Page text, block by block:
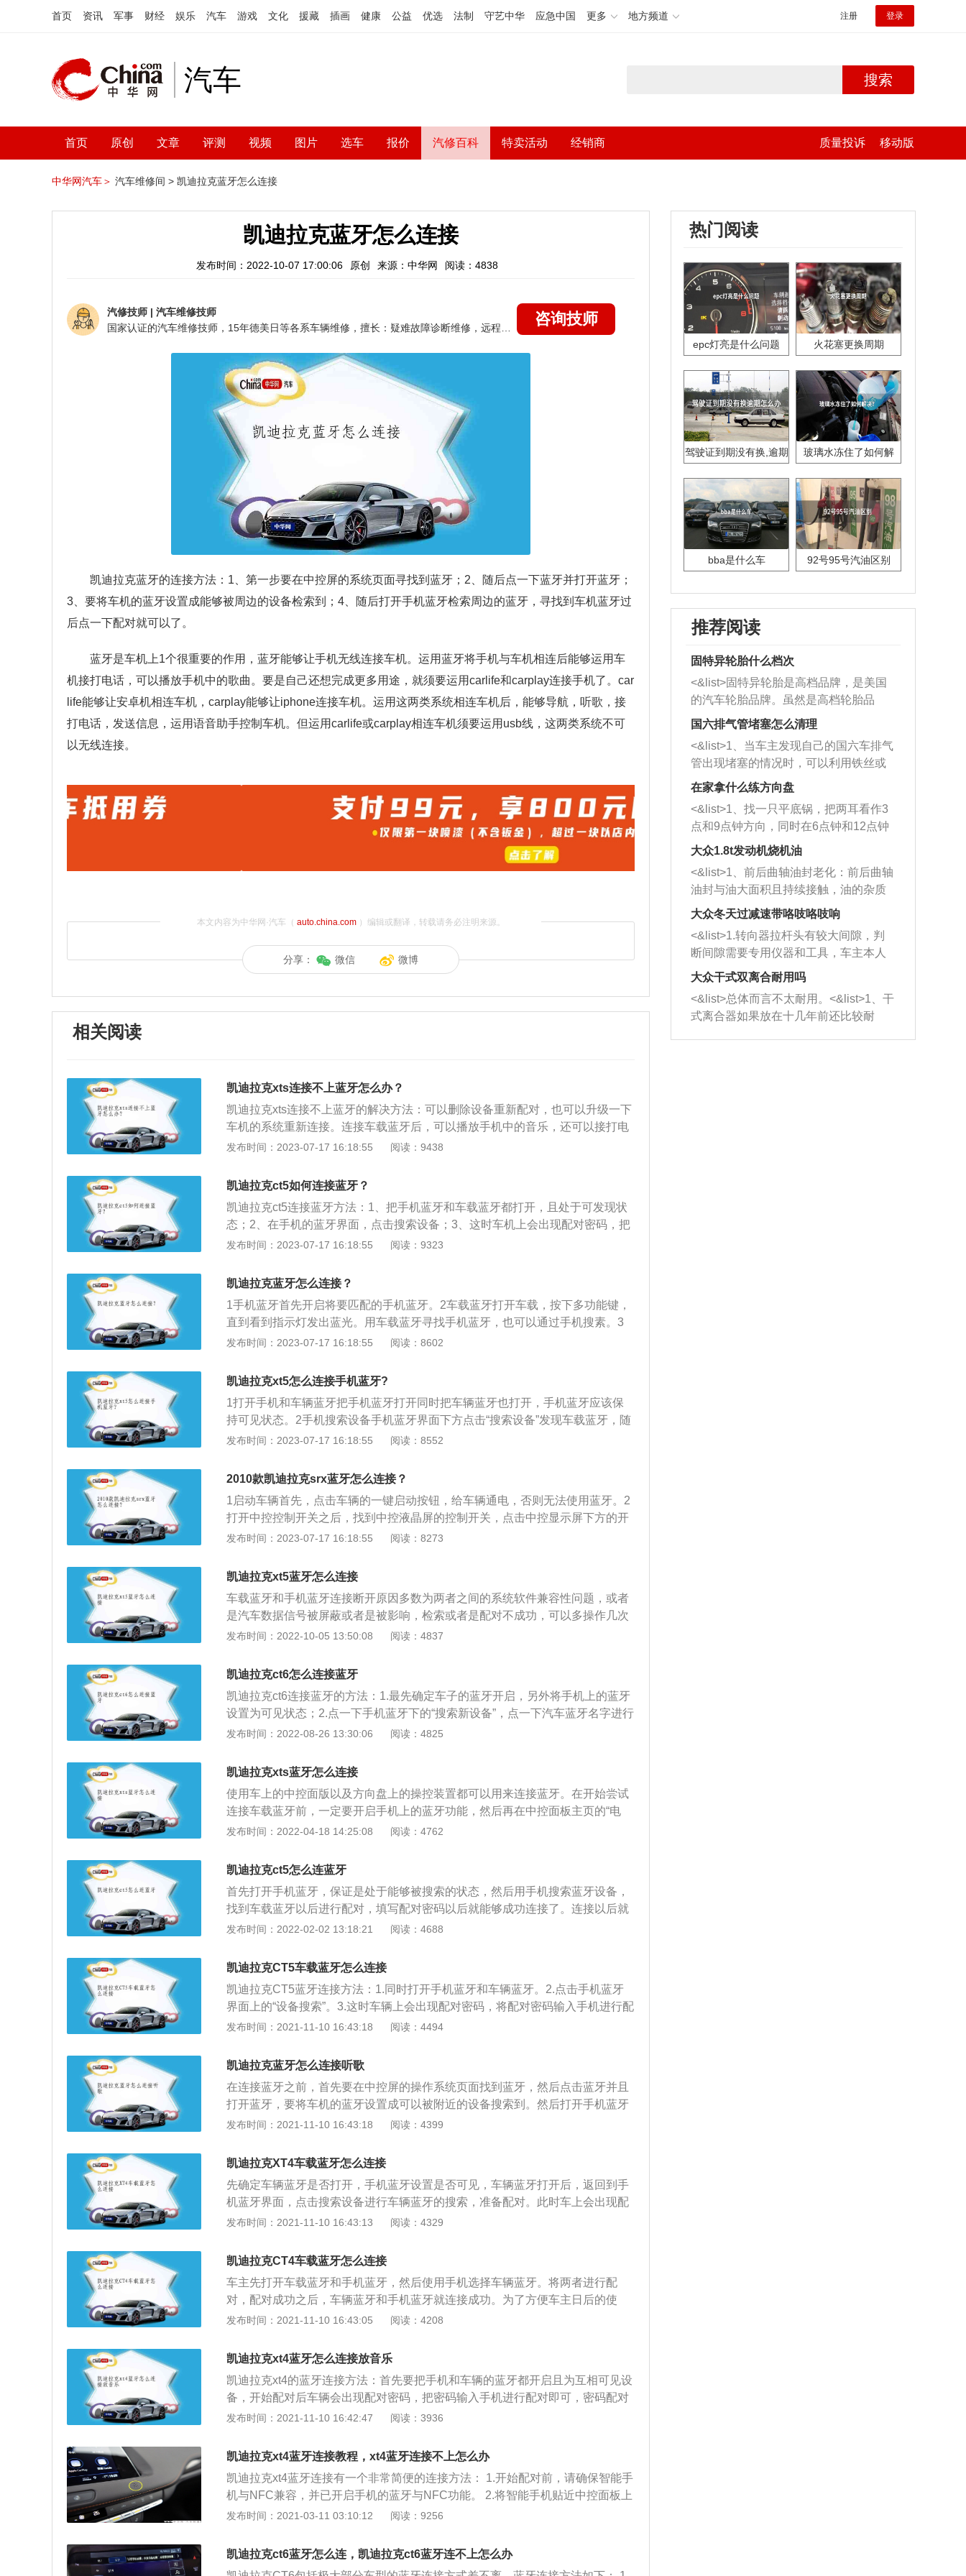
首页 资讯 军事 财经 娱乐 汽车 游戏 文化 援藏 插画 健康 公益 优选 法制 守艺中华 应急中国 更多 地方频道 注册 登录
汽车 搜索
首页 原创 文章 评测 视频 图片 选车 报价 汽修百科 特卖活动 经销商 质量投诉 移动版
中华网汽车＞ 汽车维修间 > 凯迪拉克蓝牙怎么连接
凯迪拉克蓝牙怎么连接
发布时间：2022-10-07 17:00:06 原创 来源：中华网 阅读：4838
汽修技师 | 汽车维修技师
咨询技师
凯迪拉克蓝牙的连接方法：1、第一步要在中控屏的系统页面寻找到蓝牙；2、随后点一下蓝牙并打开蓝牙；
3、要将车机的蓝牙设置成能够被周边的设备检索到；4、随后打开手机蓝牙检索周边的蓝牙，寻找到车机蓝牙过
后点一下配对就可以了。
蓝牙是车机上1个很重要的作用，蓝牙能够让手机无线连接车机。运用蓝牙将手机与车机相连后能够运用车
机接打电话，可以播放手机中的歌曲。要是自己还想完成更多用途，就须要运用carlife和carplay连接手机了。car
life能够让安卓机相连车机，carplay能够让iphone连接车机。运用这两类系统相连车机后，能够导航，听歌，接
打电话，发送信息，运用语音助手控制车机。但运用carlife或carplay相连车机须要运用usb线，这两类系统不可
以无线连接。
本文内容为中华网·汽车（ auto.china.com）编辑或翻译，转载请务必注明来源。
分享： 微信 微博
相关阅读
凯迪拉克xts连接不上蓝牙怎么办？
凯迪拉克xts连接不上蓝牙的解决方法：可以删除设备重新配对，也可以升级一下
车机的系统重新连接。连接车载蓝牙后，可以播放手机中的音乐，还可以接打电
话，十分的方便。凯迪拉克xts是凯迪拉克旗下的一款中大型轿车，车身长宽高分
一款2.0升涡轮增压发动机，有269马力的最大功率和353牛米的最大扭矩，与之
匹配的是6at变速箱。
发布时间：2023-07-17 16:18:55 阅读：9438
凯迪拉克ct5如何连接蓝牙？
凯迪拉克ct5连接蓝牙方法：1、把手机蓝牙和车载蓝牙都打开，且处于可发现状
态；2、在手机的蓝牙界面，点击搜索设备；3、这时车机上会出现配对密码，把
配对密码输入到手机上进行配对；4、配对码输入无误的话就能连接上蓝牙了，
级别车，其搭载的发动机最大功率为174kw，最大扭矩为350nm，采用2.0t237马
力l4发动机和10挡手自一体变速箱，最高车速可达到每小时240km。
发布时间：2023-07-17 16:18:55 阅读：9323
凯迪拉克蓝牙怎么连接？
1手机蓝牙首先开启将要匹配的手机蓝牙。2车载蓝牙打开车载，按下多功能键，
直到看到指示灯发出蓝光。用车载蓝牙寻找手机蓝牙，也可以通过手机搜素。3
搜索并连接搜索成功后会显示当前设备名称，按下“是”或“确定”键即可对接。连接
发布时间：2023-07-17 16:18:55 阅读：8602
凯迪拉克xt5怎么连接手机蓝牙?
1打开手机和车辆蓝牙把手机蓝牙打开同时把车辆蓝牙也打开，手机蓝牙应该保
持可见状态。2手机搜索设备手机蓝牙界面下方点击“搜索设备”发现车载蓝牙，随
后点击车载蓝牙准备连接。3进行配对输入密码点击车载蓝牙进行配对，需要输
车载蓝牙设置界面选择“自动连接”功能，就可以实现自动连接。
发布时间：2023-07-17 16:18:55 阅读：8552
2010款凯迪拉克srx蓝牙怎么连接？
1启动车辆首先，点击车辆的一键启动按钮，给车辆通电，否则无法使用蓝牙。2
打开中控控制开关之后，找到中控液晶屏的控制开关，点击中控显示屏下方的开
关按键，将中控显示屏打开。3打开汽车蓝牙第三步，点击汽车中控屏上的媒体
侧的按钮，就可以连接蓝牙电话。
发布时间：2023-07-17 16:18:55 阅读：8273
凯迪拉克xt5蓝牙怎么连接
车载蓝牙和手机蓝牙连接断开原因多数为两者之间的系统软件兼容性问题，或者
是汽车数据信号被屏蔽或者是被影响，检索或者是配对不成功，可以多操作几次
试试。打开蓝牙首先将车载蓝牙和手机蓝牙都开启。搜索设备在手机蓝牙页面下
密码，密码正确就可以连接成功了。
发布时间：2022-10-05 13:50:08 阅读：4837
凯迪拉克ct6怎么连接蓝牙
凯迪拉克ct6连接蓝牙的方法：1.最先确定车子的蓝牙开启，另外将手机上的蓝牙
设置为可见状态；2.点一下手机蓝牙下的“搜索新设备”，点一下汽车蓝牙名字进行
连接；3.匹配需要密码，密码会提示在车上，输进手机后按匹配键；4.假如匹配
用电量、讯号等信息。手机设置为自行连接后，下一次用车时蓝牙会自行匹配。
应用车载蓝牙的益处，会让车主免去拿手接电话的麻烦，降低交通安全事故出现
率外。假如大伙儿有常常打电话长时间聊天儿的习惯，那么必定会有这样的经
验：手拿电话贴紧耳朵讲话，时间长了不但手合脖子会觉得疲劳。而车载蓝牙有
个优势，只需要佩戴上蓝牙耳机，将手机的蓝牙开启，无论是将手机放到公文包
发布时间：2022-08-26 13:30:06 阅读：4825
凯迪拉克xts蓝牙怎么连接
使用车上的中控面版以及方向盘上的操控装置都可以用来连接蓝牙。在开始尝试
连接车载蓝牙前，一定要开启手机上的蓝牙功能，然后再在中控面板主页的“电
话”应用程序图标进入电话程序，如果在此前并没有连接任何移动设备，则主页上
接，然后打开手机，从手机的蓝牙设置列表中选择车辆名称，车辆名称一般在中
控屏幕上有显示，为英文字母，找到后点击，然后按照中控屏幕的提示进行操
作。
发布时间：2022-04-18 14:25:08 阅读：4762
凯迪拉克ct5怎么连蓝牙
首先打开手机蓝牙，保证是处于能够被搜索的状态，然后用手机搜索蓝牙设备，
找到车载蓝牙以后进行配对，填写配对密码以后就能够成功连接了。连接以后就
能够使用导航以及音乐。凯迪拉克CT5是凯迪拉克旗下的一款中型车，是在2019
m，宽度是1883mm，高度是1445mm，轴距是2947mm，搭载的是2.0T的可变缸
直列四缸发动机，最大功率是241马力，峰值扭矩是350牛·米，而且是满足国六
排放标准的，搭配10速手自一体变速箱。
发布时间：2022-02-02 13:18:21 阅读：4688
凯迪拉克CT5车载蓝牙怎么连接
凯迪拉克CT5蓝牙连接方法：1.同时打开手机蓝牙和车辆蓝牙。2.点击手机蓝牙
界面上的“设备搜索”。3.这时车辆上会出现配对密码，将配对密码输入手机进行配
对。4.配对码输入正确后，可以连接蓝牙，一般连接后，在屏幕右上角显示手机
功能为手机自动识别，不需要线缆或电话托架就能保持在线。不碰手机，甚至把
手放在方向盘上控制手机，通过语音指令来回电。使用者可以在汽车上用声音通
话。
发布时间：2021-11-10 16:43:18 阅读：4494
凯迪拉克蓝牙怎么连接听歌
在连接蓝牙之前，首先要在中控屏的操作系统页面找到蓝牙，然后点击蓝牙并且
打开蓝牙，要将车机的蓝牙设置成可以被附近的设备搜索到。然后打开手机蓝牙
搜索附近的蓝牙设备，找到车机蓝牙之后点击配对就可以了。在使用蓝牙听歌时
上一个很重要的功能，蓝牙可以让手机无线连接车机。使用蓝牙将手机与车机连
接后可以使用车机接打电话，可以播放手机中的音乐。如果自己还想实现更多功
能，就需要使用carlife和carplay连接手机了。carlife可以让安卓手机连接车机，c
arplay可以让iphone连接车机。使用这两种系统连接车机后，可以导航，听音
乐，接打电话，发送短信，使用语音助手控制车机。但是使用carlife或carplay连
装数据线，这种数据线不仅可以充电，还可以传输数据。后期购买的线大多数只
有充电功能没有数据传输功能。使用这种线连接手机是没有任何反应的。
发布时间：2021-11-10 16:43:18 阅读：4399
凯迪拉克XT4车载蓝牙怎么连接
先确定车辆蓝牙是否打开，手机蓝牙设置是否可见，车辆蓝牙打开后，返回到手
机蓝牙界面，点击搜索设备进行车辆蓝牙的搜索，准备配对。此时车上会出现配
对口令，将配对口令输入手机。匹配码输入正确后，即可连接蓝牙，一般连接
接”功能，以后可以自动连接。蓝牙连接中断的原因：车载多媒体和手机之间的系
统不兼容，蓝牙性能差。车辆信号被屏蔽、干扰、无法搜索、匹配。汽车，无线
电，汽车DVD和其他电子设备的干扰。多媒体系统出现故障，连接设备过多，系
统代码容易混淆。处理：确认支持多媒体版本。过低请进行升级。关掉所有不必
要的电子产品。将将所有记录清除为0，并恢复为原来的设置。重启两台设备并
发布时间：2021-11-10 16:43:13 阅读：4329
凯迪拉克CT4车载蓝牙怎么连接
车主先打开车载蓝牙和手机蓝牙，然后使用手机选择车辆蓝牙。将两者进行配
对，配对成功之后，车辆蓝牙和手机蓝牙就连接成功。为了方便车主日后的使
用，车主可以在手机上将车载蓝牙设置为自动连接。之所以要将车载蓝牙设置为
蓝牙打开，然后上车之后车辆蓝牙与手机蓝牙机会自动连接。车主可以使用手机
上的APP来播放音乐，音乐将通过车上的音响播放，凯迪拉克CT4上设置有大量
的麦克风，所以当手机上有来电时，车主可以通过方向盘上的接听键来接听电
话。车主需要注意的是，蓝牙功能虽然能够让车主的双手正常操纵车辆，但是在
接听电话的过程中，车主的注意力已经被分散，此时车主应该降速，小心行驶。
发布时间：2021-11-10 16:43:05 阅读：4208
凯迪拉克xt4蓝牙怎么连接放音乐
凯迪拉克xt4的蓝牙连接方法：首先要把手机和车辆的蓝牙都开启且为互相可见设
备，开始配对后车辆会出现配对密码，把密码输入手机进行配对即可，密码配对
无误的话则连接蓝牙成功，最后手机选择播放的音源就能通过车辆蓝牙来进行播
凑豪华车型的需求，凯迪拉克品牌把xt4这款车型推向了全国。凯迪拉克xt4在外
观上大胆运用了“盾牌”的造型，并且格栅上运用的装饰是矩阵式镀铬形状的，即
使为紧凑型的SUV但但依旧能够显现出了沉稳大气的美式豪华高档的的视觉冲击
感，凌厉的线条给人带来了另一番的酷炫感。在内饰上，运用了充足的材料，整
体主要为美式的风格。
发布时间：2021-11-10 16:42:47 阅读：3936
凯迪拉克xt4蓝牙连接教程，xt4蓝牙连接不上怎么办
凯迪拉克xt4蓝牙连接有一个非常简便的连接方法： 1.开始配对前，请确保智能手
机与NFC兼容，并已开启手机的蓝牙与NFC功能。 2.将智能手机贴近中控面板上
的NFC图标位置。如下图。 3.一旦配对开始，在智能手机和信息娱乐显示屏上会
请确保已启用手机上的蓝牙功能。触按主页上或显示屏底部快捷启动栏上的“电
话”应用程序图标，进入电话主页，如果未连接任何移动设备，则电话主页将会显
发布时间：2021-03-11 03:10:12 阅读：9256
凯迪拉克ct6蓝牙怎么连，凯迪拉克ct6蓝牙连不上怎么办
热门阅读
epc灯亮是什么问题 火花塞更换周期
驾驶证到期没有换,逾期
玻璃水冻住了如何解
bba是什么车 92号95号汽油区别
推荐阅读
固特异轮胎什么档次
<&list>固特异轮胎是高档品牌，是美国
的汽车轮胎品牌。虽然是高档轮胎品
牌，但是中高低端的轮胎都有生产，这
也是为了更好的开拓市场。
国六排气管堵塞怎么清理
<&list>1、当车主发现自己的国六车排气
管出现堵塞的情况时，可以利用铁丝或
者是细棍，直接将杂物给取出来，如果
堵塞情况比较严重，也可以采取应急措
施。 <&list>2、直接利用木棍将所有的
杂物推到排气管里面的位置处，然后将
三元催化器拆解开，就可以将堵塞的东
西取出来。但如果是因为积碳过多引起
的堵塞，就需要将三元催化器泡在草酸
洗剂对堵塞的情况得到解决，将清洗剂
放在燃油箱中，与燃油混合后，车辆启
动时，就可以和汽油一起进入到燃烧
室，最后形成废气排出，就可以让三元
催化器得到清洗，排气管堵塞的情况就
能够得到解决。
在家拿什么练方向盘
<&list>1、找一只平底锅，把两耳看作3
点和9点钟方向，同时在6点钟和12点钟
方向做一个标记。 <&list>2、双手握住
一圈半的练习，往右同样也要打相同的
圈数。 <&list>3、最后强调要反复练
习，这样就可以形成肌肉记忆，在真实
驾驶车辆时，不需要记忆也能打好方
向。
大众1.8t发动机烧机油
<&list>1、前后曲轴油封老化：前后曲轴
油封与油大面积且持续接触，油的杂质
和发动机内持续温度变化使其密封效果
逐渐减弱，导致渗油或漏油。<&list>2、
活塞间隙过大：积碳会使活塞环与缸体
的间隙扩大，导致机油流入燃烧室中，
造成烧机油。<&list>3、机油粘度。使用
机油粘度过小的话，同样会有烧机油现
象，机油粘度过小具有很好的流动性，
大众冬天过减速带咯吱咯吱响
<&list>1.转向器拉杆头有较大间隙，判
断间隙需要专用仪器和工具，车主本人
无法制作，需要将车辆送到修理厂或4s
店；<&list>2.车辆半轴套管防尘罩破
裂，破裂后会出现漏油现象，使半轴磨
损严重，磨损的半轴容易损坏，产生异
响；<&list>3.稳定器的转向胶套和球头
大众干式双离合耐用吗
<&list>总体而言不太耐用。<&list>1、干
式离合器如果放在十几年前还比较耐